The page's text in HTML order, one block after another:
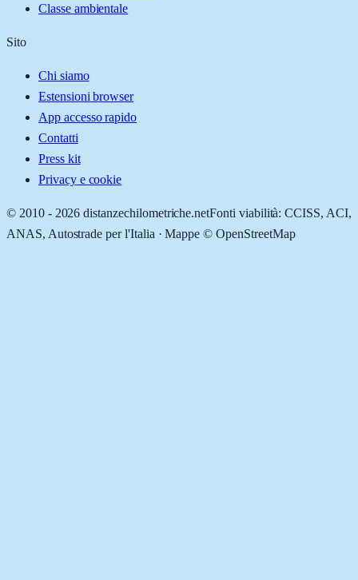
Classe ambientale
Sito
Chi siamo
Estensioni browser
App accesso rapido
Contatti
Press kit
Privacy e cookie
© 2010 - 2026 distanzechilometriche.netFonti viabilità: CCISS, ACI,
ANAS, Autostrade per l'Italia · Mappe © OpenStreetMap